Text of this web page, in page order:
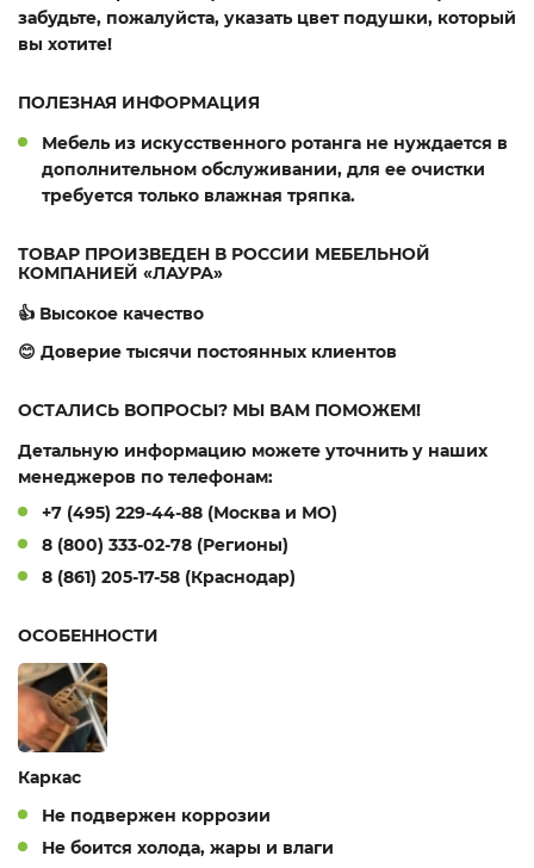
забудьте, пожалуйста, указать цвет подушки, который
вы хотите!
ПОЛЕЗНАЯ ИНФОРМАЦИЯ
Мебель из искусственного ротанга не нуждается в
дополнительном обслуживании, для ее очистки
требуется только влажная тряпка.
ТОВАР ПРОИЗВЕДЕН В РОССИИ МЕБЕЛЬНОЙ
КОМПАНИЕЙ «ЛАУРА»
👍 Высокое качество
😊 Доверие тысячи постоянных клиентов
ОСТАЛИСЬ ВОПРОСЫ? МЫ ВАМ ПОМОЖЕМ!
Детальную информацию можете уточнить у наших
менеджеров по телефонам:
+7 (495) 229-44-88 (Москва и МО)
8 (800) 333-02-78 (Регионы)
8 (861) 205-17-58 (Краснодар)
ОСОБЕННОСТИ
Каркас
Не подвержен коррозии
Не боится холода, жары и влаги